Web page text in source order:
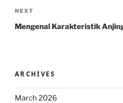
Next
Post
NEXT
Mengenal Karakteristik
ARCHIVES
March 2026